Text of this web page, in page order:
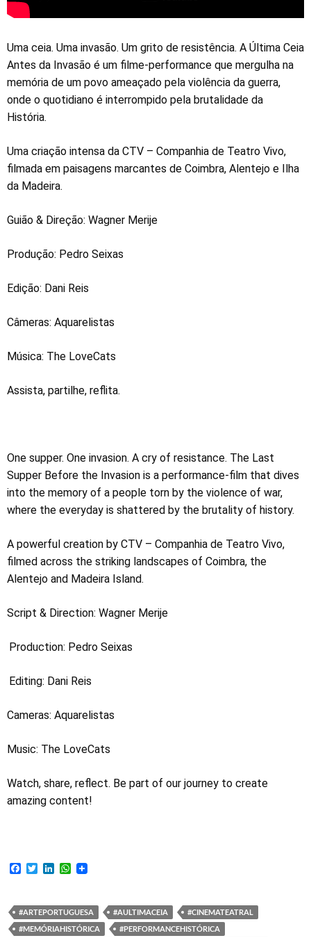
Uma ceia. Uma invasão. Um grito de resistência. A Última Ceia
Antes da Invasão é um filme-performance que mergulha na
memória de um povo ameaçado pela violência da guerra,
onde o quotidiano é interrompido pela brutalidade da
História.
Uma criação intensa da CTV – Companhia de Teatro Vivo,
filmada em paisagens marcantes de Coimbra, Alentejo e Ilha
da Madeira.
Guião & Direção: Wagner Merije
Produção: Pedro Seixas
Edição: Dani Reis
Câmeras: Aquarelistas
Música: The LoveCats
Assista, partilhe, reflita.
One supper. One invasion. A cry of resistance. The Last
Supper Before the Invasion is a performance-film that dives
into the memory of a people torn by the violence of war,
where the everyday is shattered by the brutality of history.
A powerful creation by CTV – Companhia de Teatro Vivo,
filmed across the striking landscapes of Coimbra, the
Alentejo and Madeira Island.
Script & Direction: Wagner Merije
Production: Pedro Seixas
Editing: Dani Reis
Cameras: Aquarelistas
Music: The LoveCats
Watch, share, reflect. Be part of our journey to create
amazing content!
F
b
o
o
T
t
e
r
e
d
I
W
s
A
p
#ARTEPORTUGUESA #AULTIMACEIA
#CINEMATEATRAL
#MEMÓRIAHISTÓRICA
#PERFORMANCEHISTÓRICA